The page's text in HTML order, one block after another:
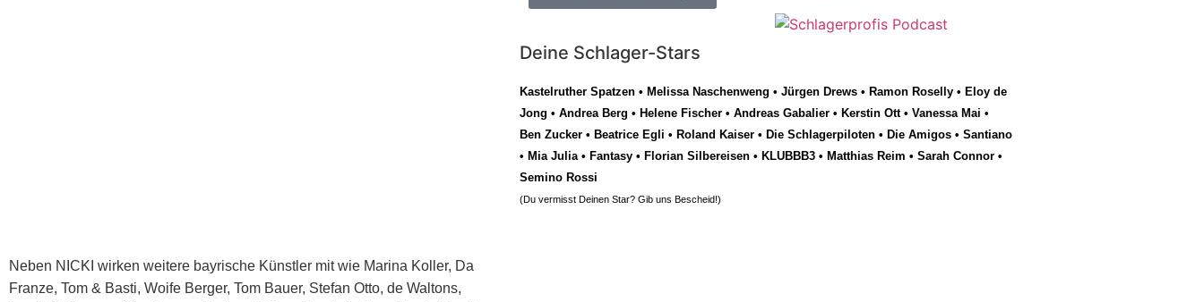
Neben NICKI wirken weitere bayrische Künstler mit wie Marina Koller, Da
Franze, Tom & Basti, Woife Berger, Tom Bauer, Stefan Otto, de Waltons,
Deine Schlager-Stars
Kastelruther Spatzen • Melissa Naschenweng • Jürgen Drews • Ramon Roselly • Eloy de
Jong • Andrea Berg • Helene Fischer • Andreas Gabalier • Kerstin Ott• Vanessa Mai •
Ben Zucker • Beatrice Egli • Roland Kaiser • Die Schlagerpiloten • Die Amigos • Santiano
• Mia Julia• Fantasy • Florian Silbereisen • KLUBBB3 • Matthias Reim • Sarah Connor •
Semino Rossi
(Du vermisst Deinen Star? Gib uns Bescheid!)